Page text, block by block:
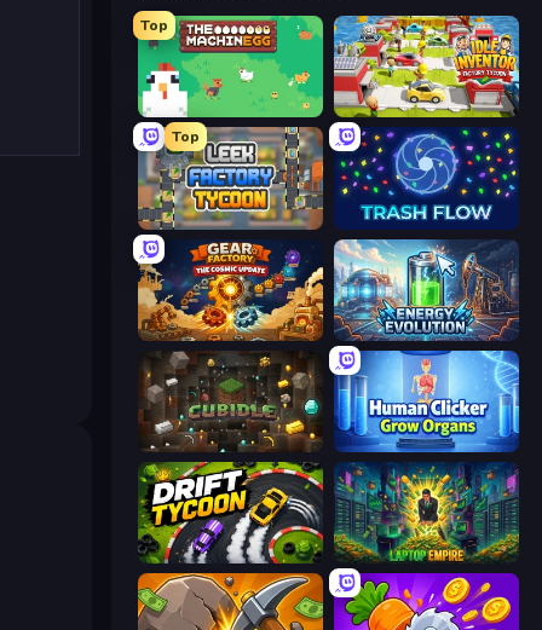
Top
The MachinEGG Idle Inventor
Top
Leek Factory Tycoon Trash Flow
Gear Factory Energy Evolution
Cubidle Human Clicker: Grow Organs
Drift Tycoon Laptop Empire